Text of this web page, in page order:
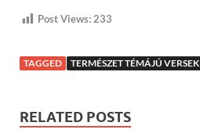
Post Views: 233
TAGGED TERMÉSZET TÉMÁJÚ VERSEK
RELATED POSTS